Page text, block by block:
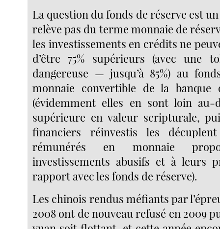
La question du fonds de réserve est
relève pas du terme monnaie de
les investissements en crédits ne
d’être 75% supérieurs (avec une
dangereuse — jusqu’à 85%) au
monnaie convertible de la banque
(évidemment elles en sont loin
supérieure en valeur scripturale,
financiers réinvestis les
rémunérés en monnaie
investissements abusifs et à leurs
rapport avec les fonds de réserve).
Les chinois rendus méfiants par
2008 ont de nouveau refusé en 2009